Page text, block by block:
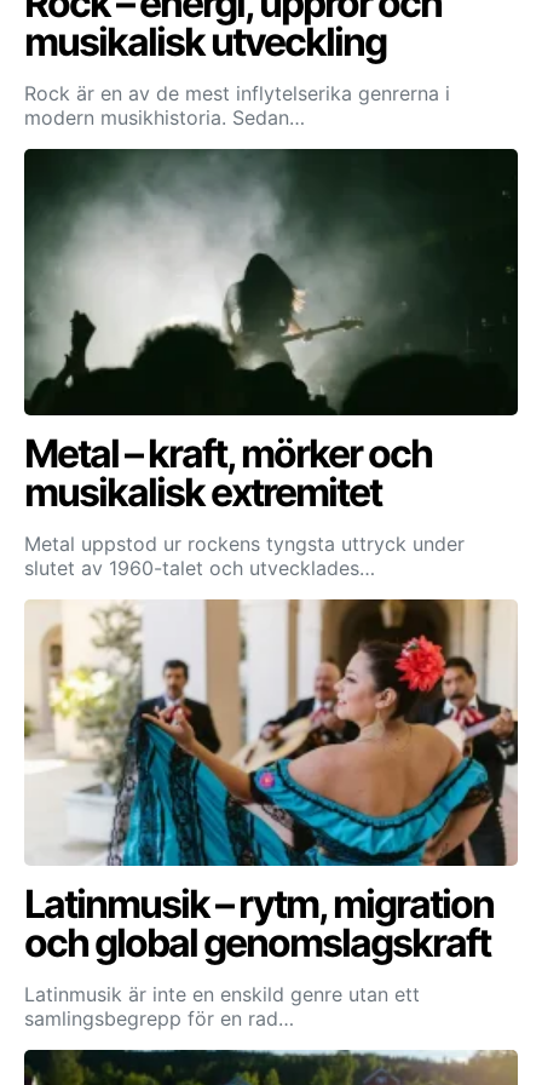
musikalisk utveckling
Rock är en av de mest inflytelserika genrerna i
modern musikhistoria. Sedan…
Metal – kraft, mörker och
musikalisk extremitet
Metal uppstod ur rockens tyngsta uttryck under
slutet av 1960-talet och utvecklades…
Latinmusik – rytm, migration
och global genomslagskraft
Latinmusik är inte en enskild genre utan ett
samlingsbegrepp för en rad…